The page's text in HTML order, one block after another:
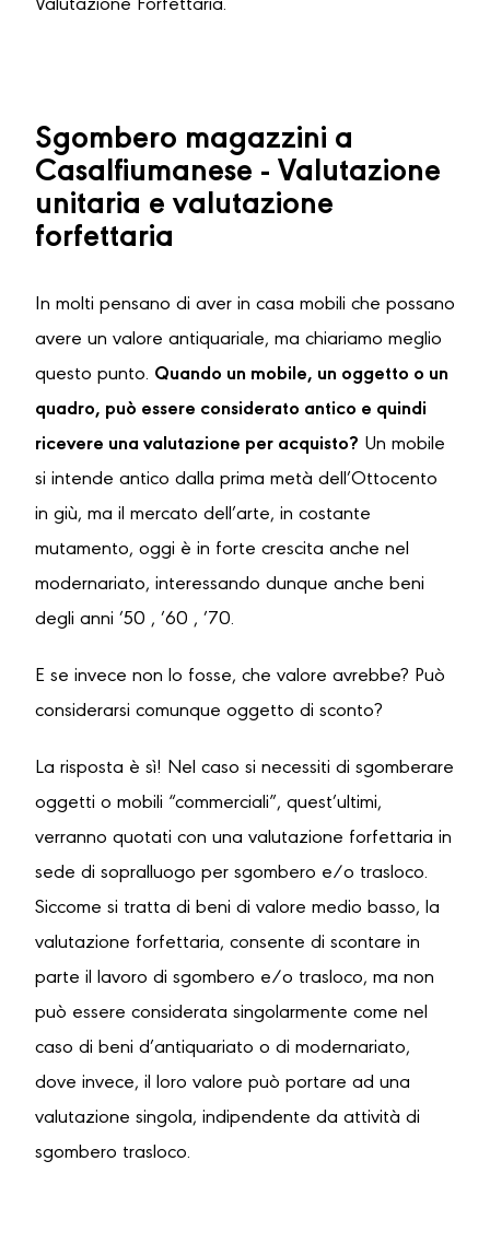
Valutazione Forfettaria.
Sgombero magazzini a
Casalfiumanese - Valutazione
unitaria e valutazione
forfettaria
In molti pensano di aver in casa mobili che possano
avere un valore antiquariale, ma chiariamo meglio
questo punto. Quando un mobile, un oggetto o un
quadro, può essere considerato antico e quindi
ricevere una valutazione per acquisto? Un mobile
si intende antico dalla prima metà dell’Ottocento
in giù, ma il mercato dell’arte, in costante
mutamento, oggi è in forte crescita anche nel
modernariato, interessando dunque anche beni
degli anni ’50 , ’60 , ’70.
E se invece non lo fosse, che valore avrebbe? Può
considerarsi comunque oggetto di sconto?
La risposta è sì! Nel caso si necessiti di sgomberare
oggetti o mobili “commerciali”, quest’ultimi,
verranno quotati con una valutazione forfettaria in
sede di sopralluogo per sgombero e/o trasloco.
Siccome si tratta di beni di valore medio basso, la
valutazione forfettaria, consente di scontare in
parte il lavoro di sgombero e/o trasloco, ma non
può essere considerata singolarmente come nel
caso di beni d’antiquariato o di modernariato,
dove invece, il loro valore può portare ad una
valutazione singola, indipendente da attività di
sgombero trasloco.